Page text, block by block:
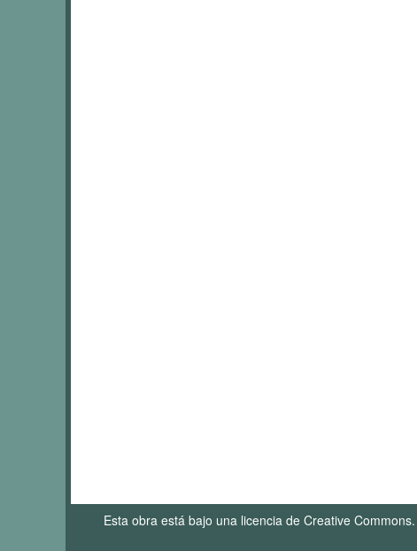
Esta obra está bajo una licencia de Creative Commons.